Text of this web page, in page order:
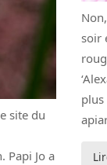
site du
Papi Jo a
soir
plus